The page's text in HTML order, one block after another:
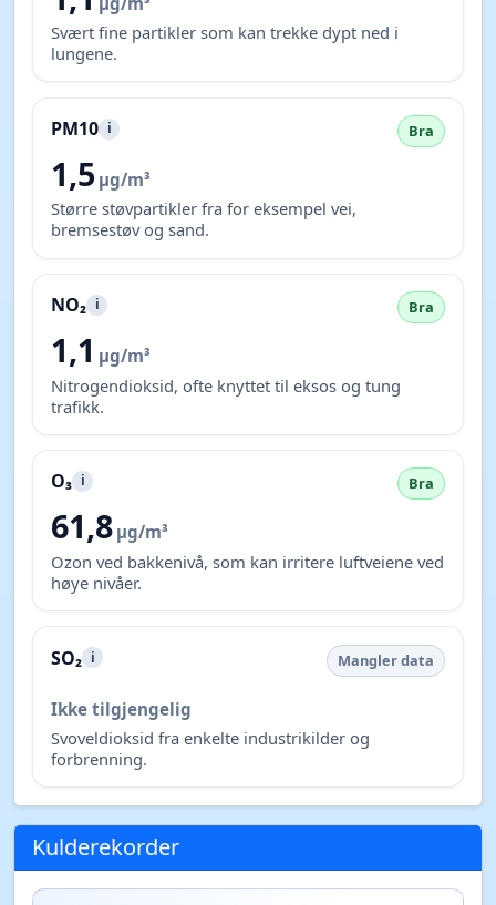
Svært fine partikler som kan trekke dypt ned i
lungene.
PM10 i Bra
1,5 µg/m³
Større støvpartikler fra for eksempel vei,
bremsestøv og sand.
NO₂ i Bra
1,1 µg/m³
Nitrogendioksid, ofte knyttet til eksos og tung
trafikk.
O₃ i Bra
61,8 µg/m³
Ozon ved bakkenivå, som kan irritere luftveiene ved
høye nivåer.
SO₂ i Mangler data
Ikke tilgjengelig
Svoveldioksid fra enkelte industrikilder og
forbrenning.
Kulderekorder